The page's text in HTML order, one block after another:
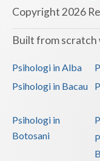
Copyright 2026
Built from scratch
Psihologi in Alba
Psihologi in Bacau
Psihologi in
Botosani